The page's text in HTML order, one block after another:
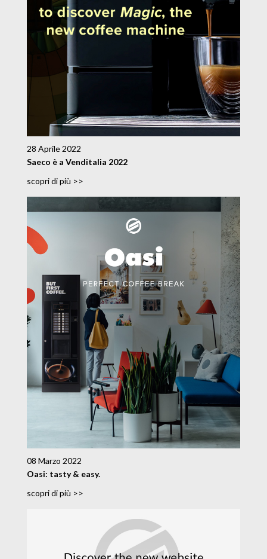
28 Aprile 2022
Saeco è a Venditalia 2022
scopri di più >>
08 Marzo 2022
Oasi: tasty & easy.
scopri di più >>